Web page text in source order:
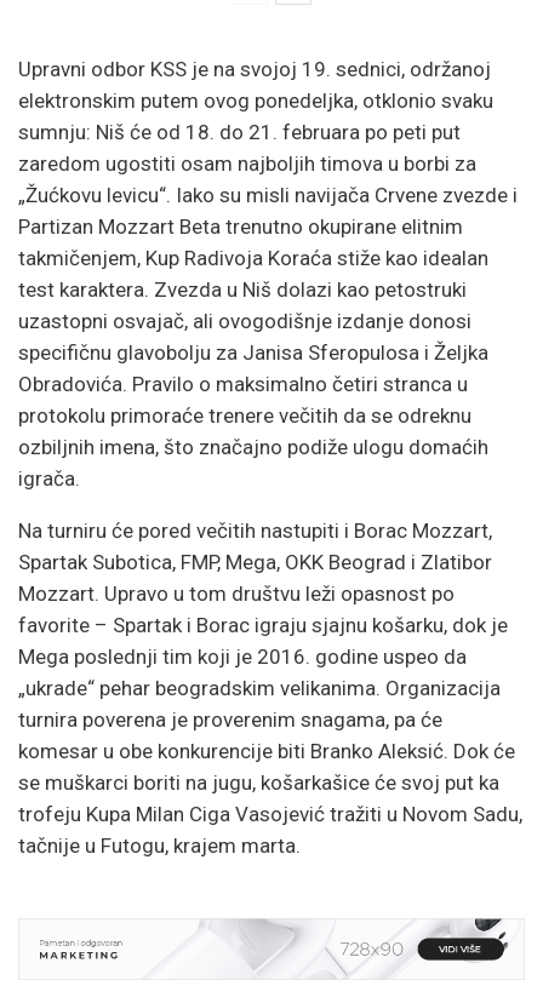
Upravni odbor KSS je na svojoj 19. sednici, održanoj
elektronskim putem ovog ponedeljka, otklonio svaku
sumnju: Niš će od 18. do 21. februara po peti put
zaredom ugostiti osam najboljih timova u borbi za
„Žućkovu levicu“. Iako su misli navijača Crvene zvezde i
Partizan Mozzart Beta trenutno okupirane elitnim
takmičenjem, Kup Radivoja Koraća stiže kao idealan
test karaktera. Zvezda u Niš dolazi kao petostruki
uzastopni osvajač, ali ovogodišnje izdanje donosi
specifičnu glavobolju za Janisa Sferopulosa i Željka
Obradovića. Pravilo o maksimalno četiri stranca u
protokolu primoraće trenere večitih da se odreknu
ozbiljnih imena, što značajno podiže ulogu domaćih
igrača.
Na turniru će pored večitih nastupiti i Borac Mozzart,
Spartak Subotica, FMP, Mega, OKK Beograd i Zlatibor
Mozzart. Upravo u tom društvu leži opasnost po
favorite – Spartak i Borac igraju sjajnu košarku, dok je
Mega poslednji tim koji je 2016. godine uspeo da
„ukrade“ pehar beogradskim velikanima. Organizacija
turnira poverena je proverenim snagama, pa će
komesar u obe konkurencije biti Branko Aleksić. Dok će
se muškarci boriti na jugu, košarkašice će svoj put ka
trofeju Kupa Milan Ciga Vasojević tražiti u Novom Sadu,
tačnije u Futogu, krajem marta.